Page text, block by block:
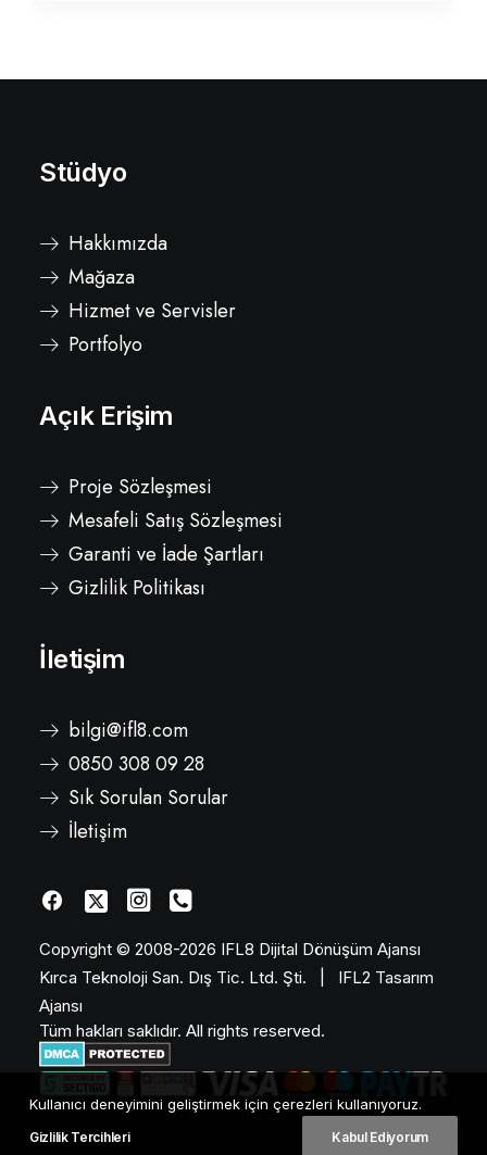
Copyright © 2008-2026 IFL8 Dijital Dönüşüm Ajansı
Kırca Teknoloji San. Dış Tic. Ltd. Şti.
IFL2 Tasarım
Ajansı
Tüm hakları saklıdır. All rights reserved.
Stüdyo
Hakkımızda
Mağaza
Hizmet ve Servisler
Portfolyo
Açık Erişim
Proje Sözleşmesi
Mesafeli Satış Sözleşmesi
Garanti ve İade Şartları
Gizlilik Politikası
İletişim
bilgi@ifl8.com
0850 308 09 28
Sık Sorulan Sorular
İletişim
Kullanıcı deneyimini geliştirmek için çerezleri kullanıyoruz.
Gizlilik Tercihleri Kabul Ediyorum